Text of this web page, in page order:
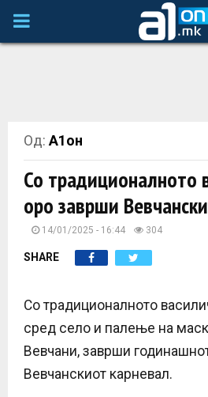
P
M
A
M
Од: А1он
Со традиционалното
оро заврши
14/01/2025 - 16:44 304
SHARE
Со традиционалното
сред село и палење на
Вевчани, заврши
Вевчанскиот карневал.